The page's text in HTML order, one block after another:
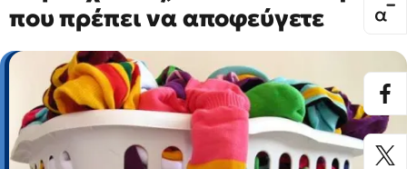
που πρέπει να αποφεύγετε